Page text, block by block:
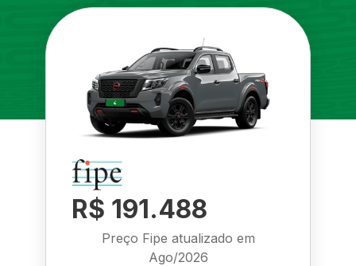
R$ 191.488
Preço Fipe atualizado em
Ago/2026